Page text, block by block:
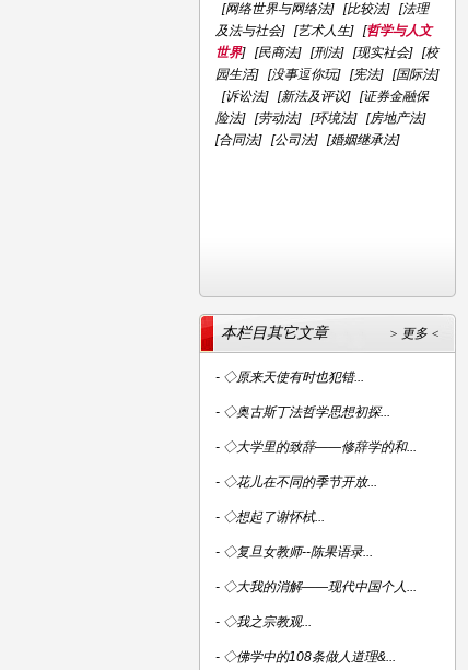
[网络世界与网络法] [比较法] [法理
及法与社会] [艺术人生] [哲学与人文
世界] [民商法] [刑法] [现实社会] [校
园生活] [没事逗你玩] [宪法] [国际法]
[诉讼法] [新法及评议] [证券金融保
险法] [劳动法] [环境法] [房地产法]
[合同法] [公司法] [婚姻继承法]
> 更多 <
本栏目其它文章
- ◇原来天使有时也犯错...
- ◇奥古斯丁法哲学思想初探...
- ◇大学里的致辞——修辞学的和...
- ◇花儿在不同的季节开放...
- ◇想起了谢怀栻...
- ◇复旦女教师--陈果语录...
- ◇大我的消解——现代中国个人...
- ◇我之宗教观...
- ◇佛学中的108条做人道理&...